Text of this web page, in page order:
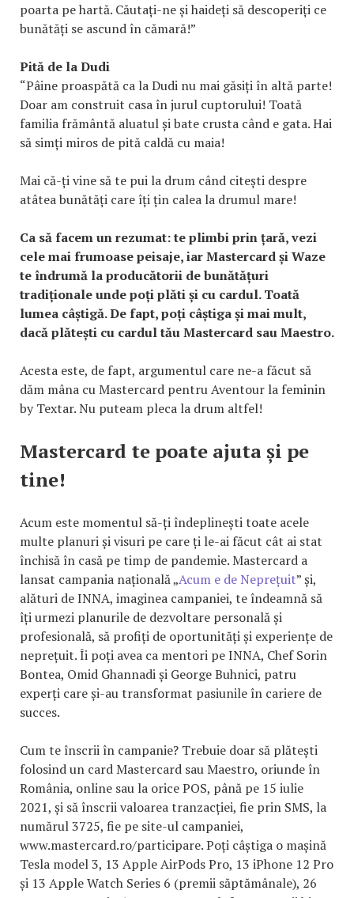
poarta pe hartă. Căutați-ne și haideți să descoperiți ce
bunătăți se ascund în cămară!”
Pită de la Dudi
“Pâine proaspătă ca la Dudi nu mai găsiți în altă parte!
Doar am construit casa în jurul cuptorului! Toată
familia frământă aluatul și bate crusta când e gata. Hai
să simți miros de pită caldă cu maia!
Mai că-ți vine să te pui la drum când citești despre
atâtea bunătăți care îți țin calea la drumul mare!
Ca să facem un rezumat: te plimbi prin țară, vezi
cele mai frumoase peisaje, iar Mastercard și Waze
te îndrumă la producătorii de bunătățuri
tradiționale unde poți plăti și cu cardul. Toată
lumea câștigă. De fapt, poți câștiga și mai mult,
dacă plătești cu cardul tău Mastercard sau Maestro.
Acesta este, de fapt, argumentul care ne-a făcut să
dăm mâna cu Mastercard pentru Aventour la feminin
by Textar. Nu puteam pleca la drum altfel!
Mastercard te poate ajuta și pe
tine!
Acum este momentul să-ți îndeplinești toate acele
multe planuri și visuri pe care ți le-ai făcut cât ai stat
închisă în casă pe timp de pandemie. Mastercard a
lansat campania națională „Acum e de Neprețuit” și,
alături de INNA, imaginea campaniei, te îndeamnă să
îți urmezi planurile de dezvoltare personală și
profesională, să profiți de oportunități și experiențe de
neprețuit. Îi poți avea ca mentori pe INNA, Chef Sorin
Bontea, Omid Ghannadi și George Buhnici, patru
experți care și-au transformat pasiunile în cariere de
succes.
Cum te înscrii în campanie? Trebuie doar să plătești
folosind un card Mastercard sau Maestro, oriunde în
România, online sau la orice POS, până pe 15 iulie
2021, și să înscrii valoarea tranzacției, fie prin SMS, la
numărul 3725, fie pe site-ul campaniei,
www.mastercard.ro/participare. Poți câștiga o mașină
Tesla model 3, 13 Apple AirPods Pro, 13 iPhone 12 Pro
și 13 Apple Watch Series 6 (premii săptămânale), 26